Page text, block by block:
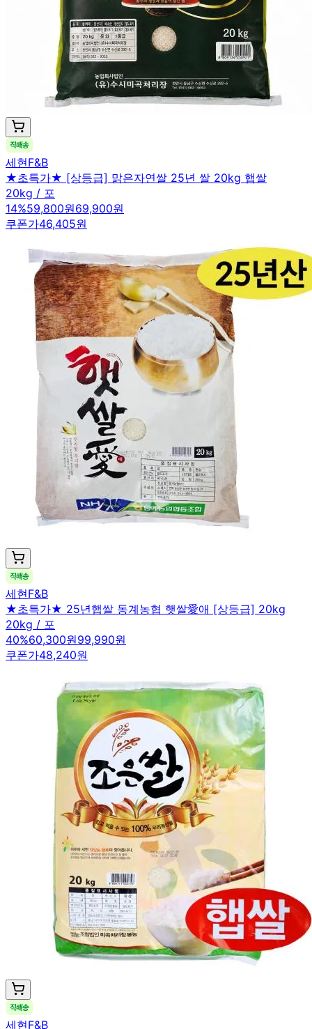
세현F&B
★초특가★ [상등급] 맑은자연쌀 25년 쌀 20kg 햅쌀
20kg / 포
14%59,800원69,900원
쿠폰가46,405원
세현F&B
★초특가★ 25년햅쌀 동계농협 햇쌀愛애 [상등급] 20kg
20kg / 포
40%60,300원99,990원
쿠폰가48,240원
세현F&B